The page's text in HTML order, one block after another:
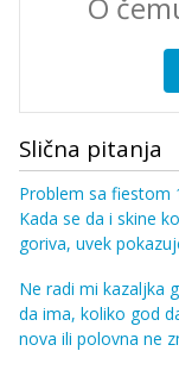
Slična pitanja
Problem sa fiestom
Kada se da i skine
goriva, uvek
Ne radi mi kazaljka
da ima, koliko god
nova ili polovna ne